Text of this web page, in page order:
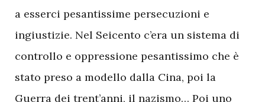
a esserci pesantissime persecuzioni e
ingiustizie. Nel Seicento c’era un sistema di
controllo e oppressione pesantissimo che è
stato preso a modello dalla Cina, poi la
Guerra dei trent’anni, il nazismo… Poi uno